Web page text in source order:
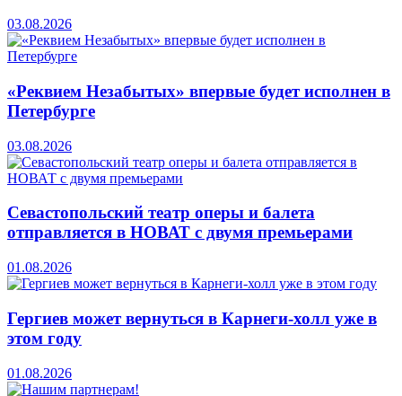
03.08.2026
«Реквием Незабытых» впервые будет исполнен в
Петербурге
03.08.2026
Севастопольский театр оперы и балета
отправляется в НОВАТ с двумя премьерами
01.08.2026
Гергиев может вернуться в Карнеги-холл уже в
этом году
01.08.2026